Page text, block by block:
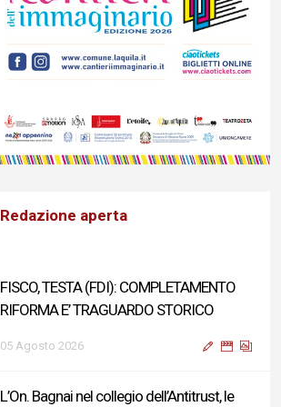
Redazione aperta
FISCO, TESTA (FDI): COMPLETAMENTO
RIFORMA E’ TRAGUARDO STORICO
05 Agosto 2026
L’On. Bagnai nel collegio dell’Antitrust, le